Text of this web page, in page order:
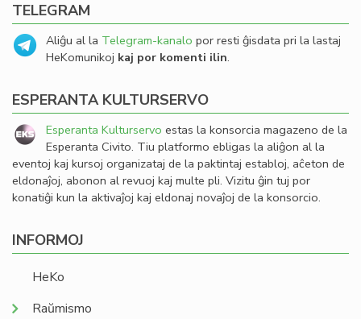
TELEGRAM
Aliĝu al la Telegram-kanalo por resti ĝisdata pri la lastaj
HeKomunikoj kaj por komenti ilin.
ESPERANTA KULTURSERVO
Esperanta Kulturservo estas la konsorcia magazeno de la
Esperanta Civito. Tiu platformo ebligas la aliĝon al la
eventoj kaj kursoj organizataj de la paktintaj establoj, aĉeton de
eldonaĵoj, abonon al revuoj kaj multe pli. Vizitu ĝin tuj por
konatiĝi kun la aktivaĵoj kaj eldonaj novaĵoj de la konsorcio.
INFORMOJ
HeKo
Raŭmismo